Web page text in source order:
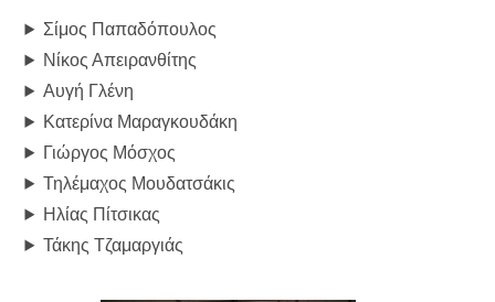
Σίμος Παπαδόπουλος
Νίκος Απειρανθίτης
Αυγή Γλένη
Κατερίνα Μαραγκουδάκη
Γιώργος Μόσχος
Τηλέμαχος Μουδατσάκις
Ηλίας Πίτσικας
Τάκης Τζαμαργιάς